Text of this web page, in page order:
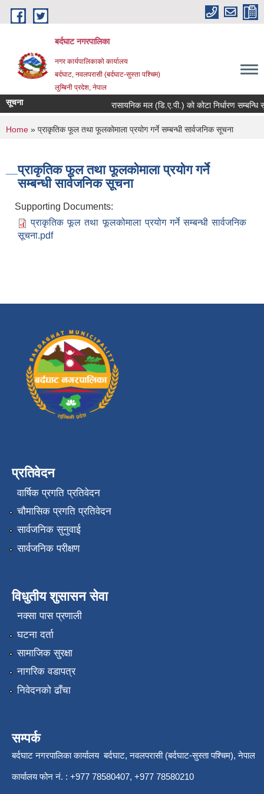
Skip to main content
बर्दघाट नगरपालिका
नगर कार्यपालिकाको कार्यालय
बर्दघाट, नवलपरासी (बर्दघाट-सुस्ता पश्चिम)
लुम्बिनी प्रदेश, नेपाल
सूचना रासायनिक मल (डि.ए.पी.) को कोटा निर्धारण सम्बन्धि
You are here
Home » प्राकृतिक फूल तथा फूलकोमाला प्रयोग गर्ने सम्बन्धी सार्वजनिक सूचना
प्राकृतिक फूल तथा फूलकोमाला प्रयोग गर्ने
सम्बन्धी सार्वजनिक सूचना
Supporting Documents:
प्राकृतिक फूल तथा फूलकोमाला प्रयोग गर्ने सम्बन्धी सार्वजनिक
सूचना.pdf
प्रतिवेदन
वार्षिक प्रगति प्रतिवेदन
चौमासिक प्रगति प्रतिवेदन
सार्वजनिक सुनुवाई
सार्वजनिक परीक्षण
विधुतीय शुसासन सेवा
नक्सा पास प्रणाली
घटना दर्ता
सामाजिक सुरक्षा
नागरिक वडापत्र
निवेदनको ढाँचा
सम्पर्क
बर्दघाट नगरपालिका कार्यालय बर्दघाट, नवलपरासी (बर्दघाट-सुस्ता पश्चिम), नेपाल
कार्यालय फोन नं. : +977 78580407, +977 78580210